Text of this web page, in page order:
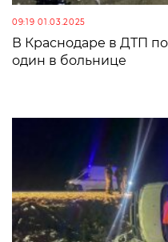
09:19 01.03.2025
В Краснодаре в ДТП
один в больнице